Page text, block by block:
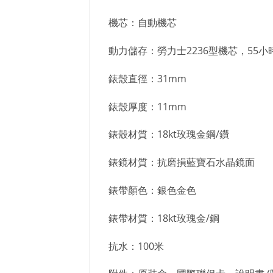
機芯：自動機芯
動力儲存：勞力士2236型機芯，55小
錶殼直徑：31mm
錶殼厚度：11mm
錶殼材質：18kt玫瑰金鋼/鑽
錶鏡材質：抗磨損藍寶石水晶鏡面
錶帶顏色：銀色金色
錶帶材質：18kt玫瑰金/鋼
抗水：100米